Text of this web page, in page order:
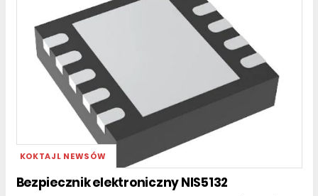
KOKTAJL NEWSÓW
Bezpiecznik elektroniczny NIS5132